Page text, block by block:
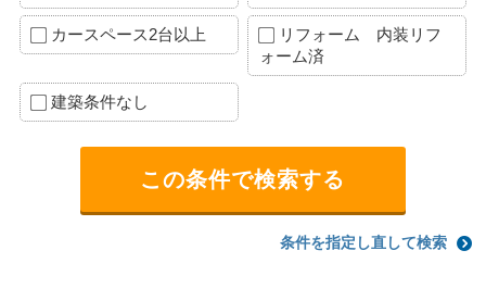
カースペース2台以上
リフォーム 内装リフ
ォーム済
建築条件なし
条件を指定し直して検索